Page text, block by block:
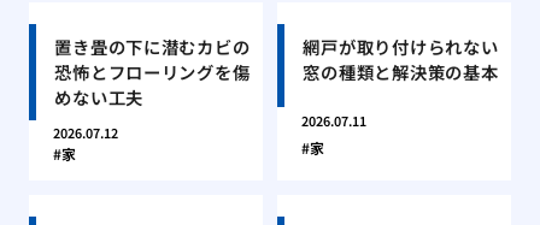
置き畳の下に潜むカビの
恐怖とフローリングを傷
めない工夫
2026.07.12
家
網戸が取り付けられない
窓の種類と解決策の基本
2026.07.11
家